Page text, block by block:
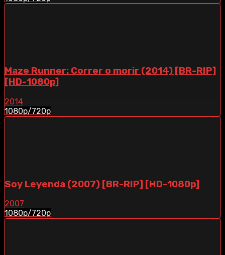
Maze Runner: Correr o morir (2014) [BR-RIP]
[HD-1080p]
2014
1080p/720p
Soy Leyenda (2007) [BR-RIP] [HD-1080p]
2007
1080p/720p